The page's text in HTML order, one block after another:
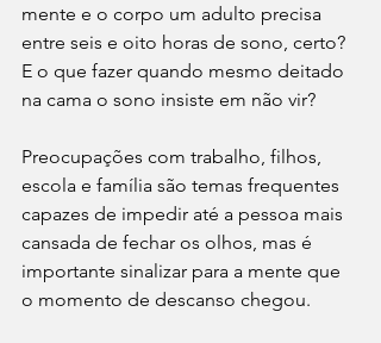
mente e o corpo um adulto precisa
entre seis e oito horas de sono, certo?
E o que fazer quando mesmo deitado
na cama o sono insiste em não vir?
Preocupações com trabalho, filhos,
escola e família são temas frequentes
capazes de impedir até a pessoa mais
cansada de fechar os olhos, mas é
importante sinalizar para a mente que
o momento de descanso chegou.